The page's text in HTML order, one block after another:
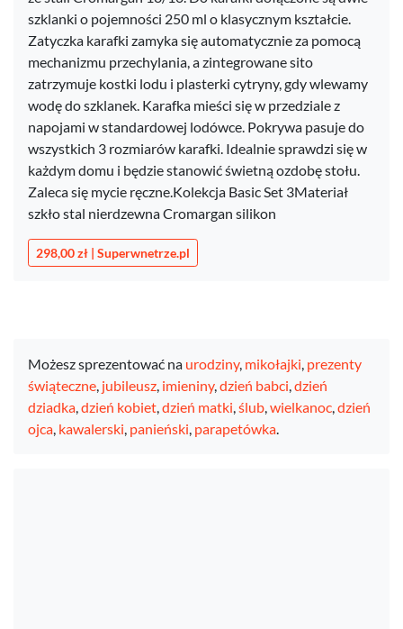
szklanki o pojemności 250 ml o klasycznym kształcie.
Zatyczka karafki zamyka się automatycznie za pomocą
mechanizmu przechylania, a zintegrowane sito
zatrzymuje kostki lodu i plasterki cytryny, gdy wlewamy
wodę do szklanek. Karafka mieści się w przedziale z
napojami w standardowej lodówce. Pokrywa pasuje do
wszystkich 3 rozmiarów karafki. Idealnie sprawdzi się w
każdym domu i będzie stanowić świetną ozdobę stołu.
Zaleca się mycie ręczne.Kolekcja Basic Set 3Materiał
szkło stal nierdzewna Cromargan silikon
298,00 zł | Superwnetrze.pl
Możesz sprezentować na urodziny, mikołajki, prezenty
świąteczne, jubileusz, imieniny,dzień babci,dzień
dziadka,dzień kobiet,dzień matki,ślub,wielkanoc,dzień
ojca, kawalerski, panieński, parapetówka.